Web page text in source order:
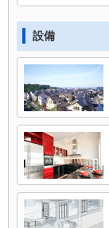
設備